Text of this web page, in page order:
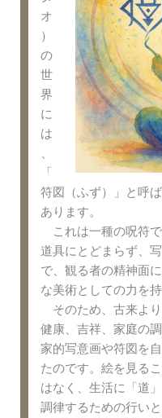
オ
）
の
世
界
に
は
、
「
符図（ふず）」と呼
あります。
これは一種の呪符
道具にとどまらず、
で、観る者の精神面
な美術としての力を持
そのため、古来より
健康、吉祥、家庭の
家的写意画や符図を
たのです。絵を見る
はなく、生活に「道
調律するための行い